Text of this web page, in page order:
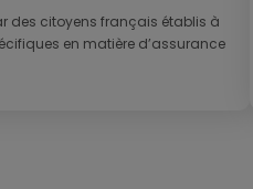
des citoyens français établis à
en matière d’assurance